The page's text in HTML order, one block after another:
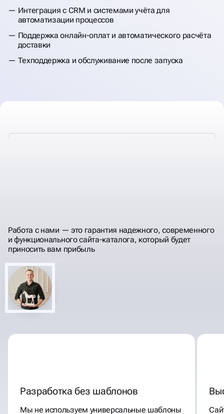
Интеграция с CRM и системами учёта для
автоматизации процессов
Поддержка онлайн-оплат и автоматического расчёта
доставки
Техподдержка и обслуживание после запуска
ДЛЯ РОСТА ВАШЕГО
БИЗНЕСА
Работа с нами — это гарантия надежного, современного
и функционального сайта-каталога, который будет
приносить вам прибыль
Разработка без шаблонов
Мы не используем универсальные шаблоны